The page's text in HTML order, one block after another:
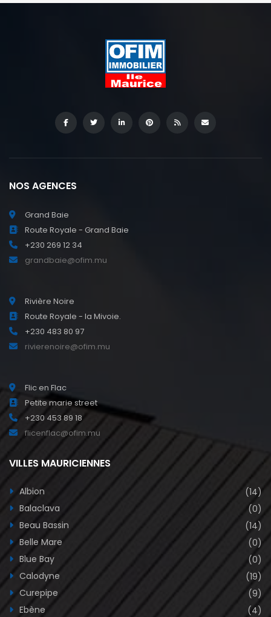
NOS AGENCES
Grand Baie
Route Royale - Grand Baie
+230 269 12 34
grandbaie@ofim.mu
Rivière Noire
Route Royale - la Mivoie.
+230 483 80 97
rivierenoire@ofim.mu
Flic en Flac
Petite marie street
+230 453 89 18
flicenflac@ofim.mu
VILLES MAURICIENNES
Albion
(14)
Balaclava
(0)
Beau Bassin
(14)
Belle Mare
(0)
Blue Bay
(0)
Calodyne
(19)
Curepipe
(9)
Ebène
(4)